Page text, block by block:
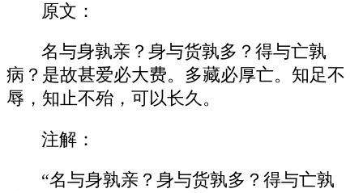
原文：
名与身孰亲？身与货孰多？得与亡孰
病？是故甚爱必大费。多藏必厚亡。知足不
辱，知止不殆，可以长久。
注解：
“名与身孰亲？身与货孰多？得与亡孰